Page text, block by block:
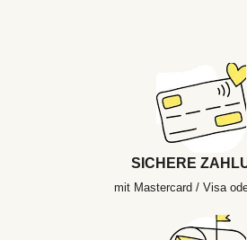
SICHERE
mit Mastercard / Visa